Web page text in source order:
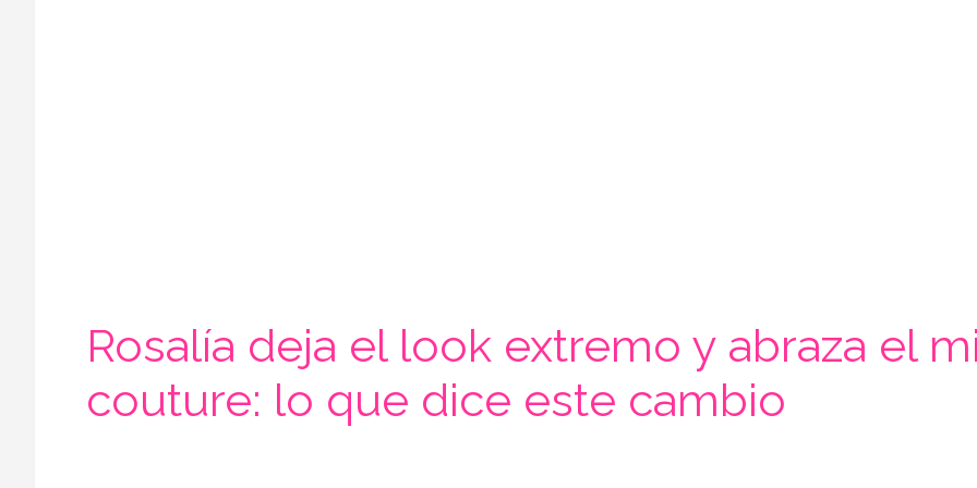
Rosalía deja el look extremo y abraza el
couture: lo que dice este cambio